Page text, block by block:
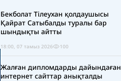
Бекболат Тілеухан қолдаушысы
Қайрат Сатыбалды туралы бар
шындықты айтты
18:00, 07 тамыз 2026 100
Жалған дипломдарды дайындаған
интернет сайттар анықталды